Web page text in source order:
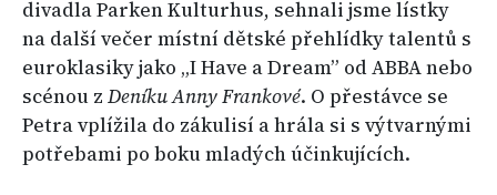
divadla Parken Kulturhus, sehnali jsme lístky
na další večer místní dětské přehlídky talentů s
euroklasiky jako „I Have a Dream” od ABBA nebo
scénou z Deníku Anny Frankové. O přestávce se
Petra vplížila do zákulisí a hrála si s výtvarnými
potřebami po boku mladých účinkujících.